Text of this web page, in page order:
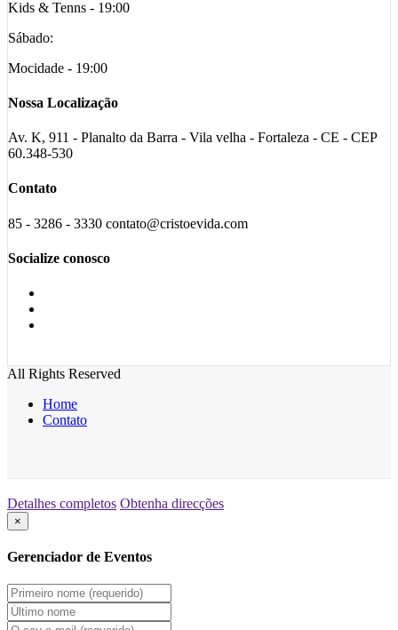
Kids & Tenns - 19:00
Sábado:
Mocidade - 19:00
Nossa Localização
Av. K, 911 - Planalto da Barra - Vila velha - Fortaleza - CE - CEP
60.348-530
Contato
85 - 3286 - 3330 contato@cristoevida.com
Socialize conosco
All Rights Reserved
Home
Contato
Detalhes completos Obtenha direcções
×
Gerenciador de Eventos